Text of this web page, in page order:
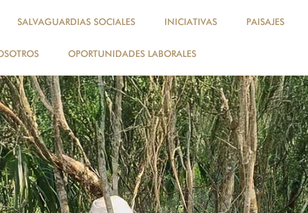
SALVAGUARDIAS SOCIALES INICIATIVAS PAISAJES
OPORTUNIDADES LABORALES